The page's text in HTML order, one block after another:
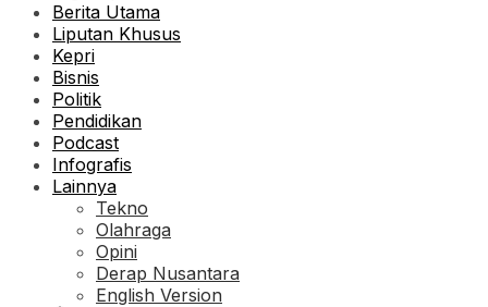
Berita Utama
Liputan Khusus
Kepri
Bisnis
Politik
Pendidikan
Podcast
Infografis
Lainnya
Tekno
Olahraga
Opini
Derap Nusantara
English Version